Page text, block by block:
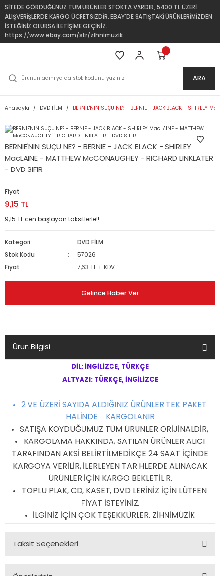
SİTEDE GÖRDÜĞÜNÜZ TÜM ÜRÜNLER STOKTA VARDIR, 5400 TL ÜZERİ
ALIŞVERİŞLERDE KARGO ÜCRETSİZDİR. EBAY'DE SATIŞTAKİ ÜRÜNLERİMİZDEN
İSTEĞİNİZ OLURSA İLETİŞİME GEÇİNİZ.
https://www.ebay.com/str/zihnimuzik
ARA
Anasayfa DVD FİLM BERNIE'NIN SUÇU NE? - BERNIE - JACK BLACK - SHIRLEY
BERNIE'NIN SUÇU NE? - BERNIE - JACK BLACK - SHIRLEY
MacLAINE - MATTHEW McCONAUGHEY - RICHARD LINKLATER
- DVD SIFIR
Fiyat
9,15 TL
9,15 TL den başlayan taksitlerle!!
Kategori
DVD FİLM
Stok Kodu
57026
Fiyat
7,63 TL + KDV
Gelince Haber Ver
Ürün Bilgisi
DİL: İNGİLİZCE, TÜRKÇE
ALTYAZI: TÜRKÇE, İNGİLİZCE
2 VE ÜZERİ SAYIDA ALDIĞINIZ ÜRÜNLER TEK PAKET
HALİNDE KARGOLANIR
SATIŞA KOYDUĞUMUZ TÜM ÜRÜNLER ORİJİNALDİR,
KARGOLAMA HAKKINDA; SATILAN ÜRÜNLER ALICI
TARAFINDAN AKSİ BELİRTİLMEDİKÇE 24 SAAT İÇİNDE
KARGOYA VERİLİR, İLERLEYEN TARİHLERDE ALINACAK
ÜRÜNLER İÇİN KARGO BEKLETİLİR.
TOPLU PLAK, CD, KASET, DVD LERİNİZ İÇİN LÜTFEN
FİYAT İSTEYİNİZ.
İLGİNİZ İÇİN ÇOK TEŞEKKÜRLER. ZİHNİMÜZİK
Taksit Seçenekleri